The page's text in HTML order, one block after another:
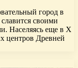
город в
своими
Населяясь еще в X
центров Древней